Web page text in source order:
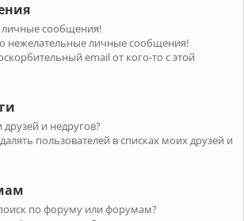
личные сообщения!
нежелательные личные сообщения!
email от кого-то с этой
и недругов?
пользователей в списках моих друзей и
по форуму или форумам?